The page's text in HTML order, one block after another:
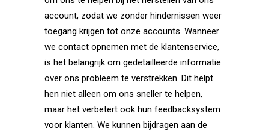
account, zodat we zonder hindernissen weer
toegang krijgen tot onze accounts. Wanneer
we contact opnemen met de klantenservice,
is het belangrijk om gedetailleerde informatie
over ons probleem te verstrekken. Dit helpt
hen niet alleen om ons sneller te helpen,
maar het verbetert ook hun feedbacksystem
voor klanten. We kunnen bijdragen aan de